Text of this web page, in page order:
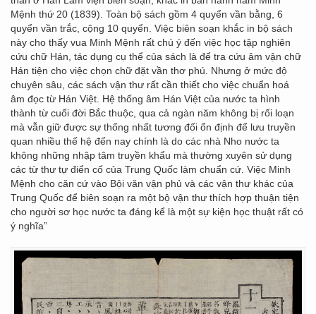
Mệnh thứ 20 (1839). Toàn bộ sách gồm 4 quyển vần bằng, 6
quyển vần trắc, cộng 10 quyển. Việc biên soạn khắc in bộ sách
này cho thấy vua Minh Mệnh rất chú ý đến việc học tập nghiên
cứu chữ Hán, tác dụng cụ thể của sách là để tra cứu âm vận chữ
Hán tiện cho việc chọn chữ đặt vần thơ phú. Nhưng ở mức độ
chuyên sâu, các sách vận thư rất cần thiết cho việc chuẩn hoá
âm đọc từ Hán Việt. Hệ thống âm Hán Việt của nước ta hình
thành từ cuối đời Bắc thuộc, qua cả ngàn năm không bị rối loạn
mà vẫn giữ được sự thống nhất tương đối ổn định để lưu truyền
quan nhiều thế hệ đến nay chính là do các nhà Nho nước ta
không những nhập tâm truyền khẩu mà thường xuyên sử dụng
các từ thư tự điển cố của Trung Quốc làm chuẩn cứ. Việc Minh
Mệnh cho căn cứ vào Bội văn vận phủ và các vận thư khác của
Trung Quốc để biên soạn ra một bộ vận thư thích hợp thuận tiện
cho người sơ học nước ta đáng kể là một sự kiện học thuật rất có
ý nghĩa”